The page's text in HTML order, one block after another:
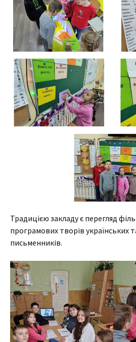
Традицією закладу є перегляд
програмових творів українських
письменників.